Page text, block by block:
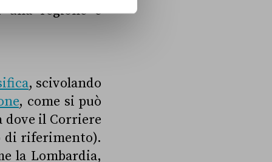
una regione è
, scivolando
, come si può
dove il Corriere
di riferimento).
la Lombardia,